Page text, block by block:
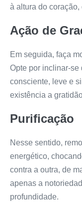
à altura do
Ação de
Em seguida, faça
Opte por inclinar-se
consciente, leve e
existência a
Purificação
Nesse sentido,
energético,
contra a outra, de
apenas a
profundidade.